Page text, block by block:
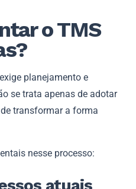
o TMS
planejamento e
se trata apenas de adotar
transformar a forma
nesse processo:
atuais